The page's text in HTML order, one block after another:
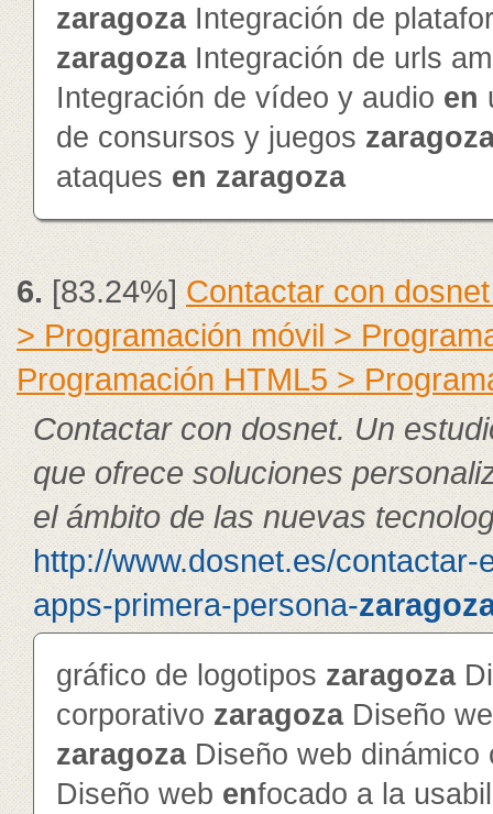
zaragozaIntegración de
zaragozaIntegración de urls
Integración de vídeo y audio en
de consursos y juegos
ataques en zaragoza
6.[83.24%] Contactar con
> Programación móvil >
Programación HTML5 >
Contactar con dosnet. Un
que ofrece soluciones
el ámbito de las nuevas
http://www.dosnet.es/contactar-
apps-primera-persona-
gráfico de logotipos zaragoza
corporativo zaragozaDiseño
zaragozaDiseño web
Diseño web enfocado a la